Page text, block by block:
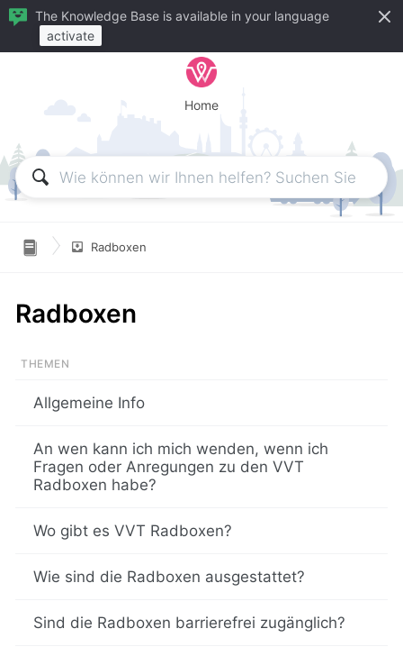
The Knowledge Base is available in your language
activate
Home
 Radboxen
Radboxen
Allgemeine Info
An wen kann ich mich wenden, wenn ich
Fragen oder Anregungen zu den VVT
Radboxen habe?
Wo gibt es VVT Radboxen?
Wie sind die Radboxen ausgestattet?
Sind die Radboxen barrierefrei zugänglich?